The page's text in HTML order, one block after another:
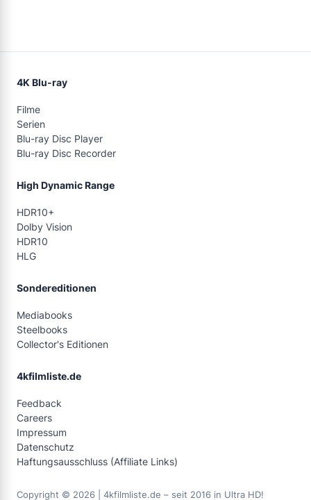
4K Blu-ray
Filme
Serien
Blu-ray Disc Player
Blu-ray Disc Recorder
High Dynamic Range
HDR10+
Dolby Vision
HDR10
HLG
Sondereditionen
Mediabooks
Steelbooks
Collector's Editionen
4kfilmliste.de
Feedback
Careers
Impressum
Datenschutz
Haftungsausschluss (Affiliate Links)
Copyright © 2026 | 4kfilmliste.de – seit 2016 in Ultra HD!